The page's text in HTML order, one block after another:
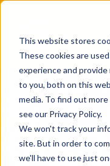
This website stores
These cookies are
experience and
to you, both on this
media. To find out
see our Privacy Policy.
We won't track your
site. But in order to
we'll have to use just
sa